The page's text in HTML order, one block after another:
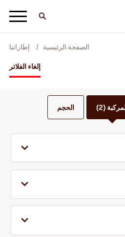
الصفحة الرئيسية إطاراتنا
إلغاء الفلاتر
(2) الحجم